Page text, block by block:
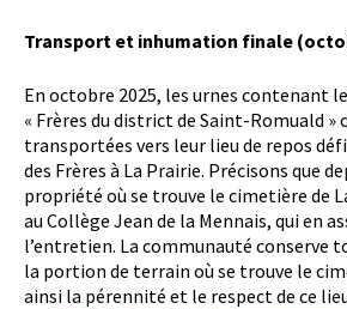
Transport et inhumation finale
En octobre 2025, les urnes contenant
« Frères du district de Saint-Romuald »
transportées vers leur lieu de repos
des Frères à La Prairie. Précisons que
propriété où se trouve le cimetière de
au Collège Jean de la Mennais, qui en
l’entretien. La communauté conserve
la portion de terrain où se trouve le
ainsi la pérennité et le respect de ce